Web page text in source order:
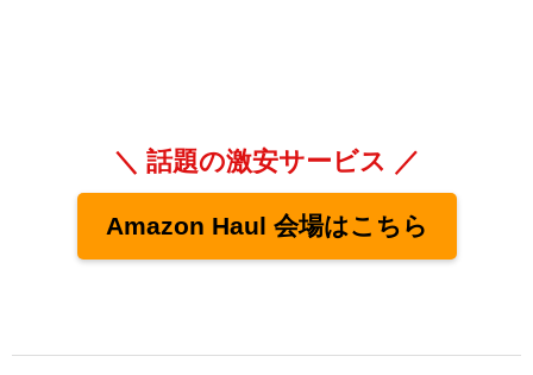
＼ 話題の激安サービス ／
Amazon Haul 会場はこちら